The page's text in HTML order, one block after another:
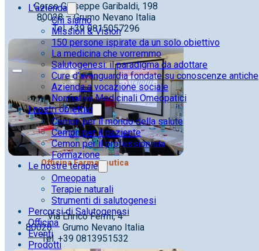
L’azienda
Chi siamo
Mission & Vision
150 persone ispirate da un solo obiettivo
La medicina che vorremmo
Salutogenesi: il paradigma da adottare
Cure d’avanguardia fondate su conoscenze antiche
Azienda a vocazione sociale
Normativa Medicinali Omeopatici
I nostri obiettivi
Cemon per il mondo della salute
Cemon per il paziente
Cemon per il professionista
Formazione
Le nostre terapie
Omeopatia
Terapie naturali
Strumenti di salutogenesi
Percorsi di Salutogenesi
Officina
Eventi
Prodotti
Corso Giuseppe Garibaldi, 198
80028 – Grumo Nevano Italia
Tel. +39 0815057296
Officina Farmaceutica
Via Enrico Fermi, 4
80028 – Grumo Nevano Italia
Tel. +39 0813951532